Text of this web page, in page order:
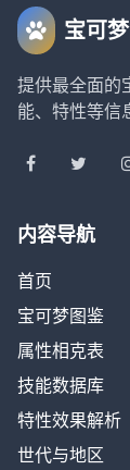
宝可
提供最全面的
能、特性等信
内容导航
首页
宝可梦图鉴
属性相克表
技能数据库
特性效果解析
世代与地区